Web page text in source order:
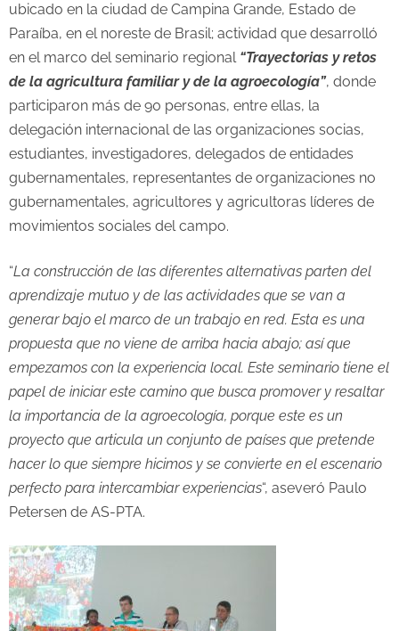
ubicado en la ciudad de Campina Grande, Estado de
Paraíba, en el noreste de Brasil; actividad que desarrolló
en el marco del seminario regional “Trayectorias y retos
de la agricultura familiar y de la agroecología”, donde
participaron más de 90 personas, entre ellas, la
delegación internacional de las organizaciones socias,
estudiantes, investigadores, delegados de entidades
gubernamentales, representantes de organizaciones no
gubernamentales, agricultores y agricultoras líderes de
movimientos sociales del campo.
“La construcción de las diferentes alternativas parten del
aprendizaje mutuo y de las actividades que se van a
generar bajo el marco de un trabajo en red. Esta es una
propuesta que no viene de arriba hacia abajo; así que
empezamos con la experiencia local. Este seminario tiene el
papel de iniciar este camino que busca promover y resaltar
la importancia de la agroecología, porque este es un
proyecto que articula un conjunto de países que pretende
hacer lo que siempre hicimos y se convierte en el escenario
perfecto para intercambiar experiencias“, aseveró Paulo
Petersen de AS-PTA.